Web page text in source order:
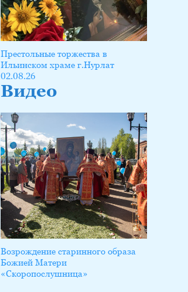
Престольные торжества в
Ильинском храме г.Нурлат
02.08.26
Видео
Возрождение старинного образа
Божией Матери
«Скоропослушница»